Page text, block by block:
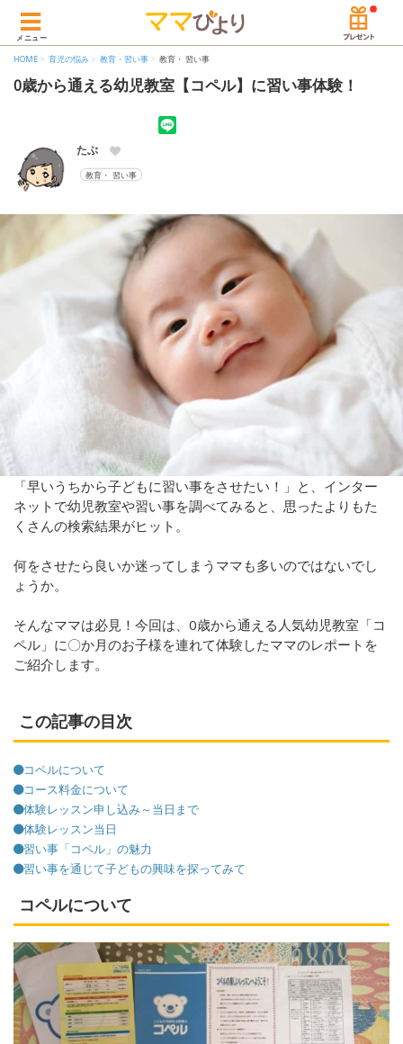
メニュー
HOME 育児の悩み 教育・習い事 教育・ 習い事
0歳から通える幼児教室【コペル】に習い事体験！
たぶ
教育・ 習い事
「早いうちから子どもに習い事をさせたい！」と、インター
ネットで幼児教室や習い事を調べてみると、思ったよりもた
くさんの検索結果がヒット。
何をさせたら良いか迷ってしまうママも多いのではないでし
ょうか。
そんなママは必見！今回は、0歳から通える人気幼児教室「コ
ペル」に〇か月のお子様を連れて体験したママのレポートを
ご紹介します。
この記事の目次
コペルについて
コース料金について
体験レッスン申し込み～当日まで
体験レッスン当日
習い事「コペル」の魅力
習い事を通じて子どもの興味を探ってみて
コペルについて